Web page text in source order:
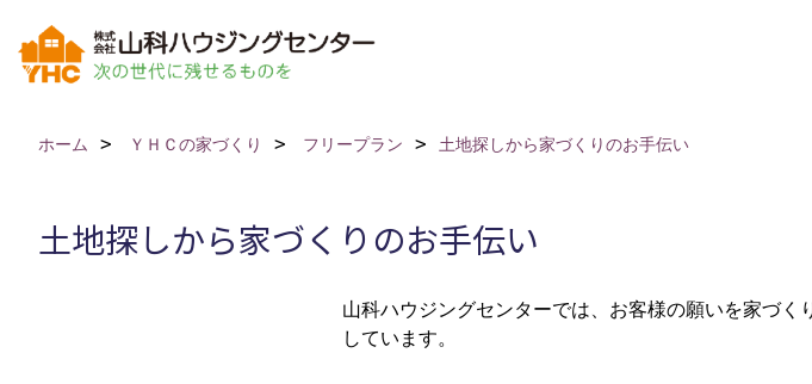
ホーム ＹＨＣの家づくり フリープラン 土地探しから家づくりのお手伝い
土地探しから家づくりのお手伝い
山科ハウジングセンターでは、お客様の願いを家づ
しています。